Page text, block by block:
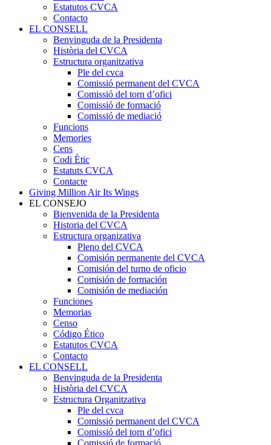
Estatutos CVCA
Contacto
EL CONSELL
Benvinguda de la Presidenta
Història del CVCA
Estructura organitzativa
Ple del cvca
Comissió permanent del CVCA
Comissió del torn d’ofici
Comissió de formació
Comissió de mediació
Funcions
Memories
Cens
Codi Ètic
Estatuts CVCA
Contacte
Giving Million Air Its Wings
EL CONSEJO
Bienvenida de la Presidenta
Historia del CVCA
Estructura organizativa
Pleno del CVCA
Comisión permanente del CVCA
Comisión del turno de oficio
Comisión de formación
Comisión de mediación
Funciones
Memorias
Censo
Código Ético
Estatutos CVCA
Contacto
EL CONSELL
Benvinguda de la Presidenta
Història del CVCA
Estructura Organitzativa
Ple del cvca
Comissió permanent del CVCA
Comissió del torn d’ofici
Comissió de formació